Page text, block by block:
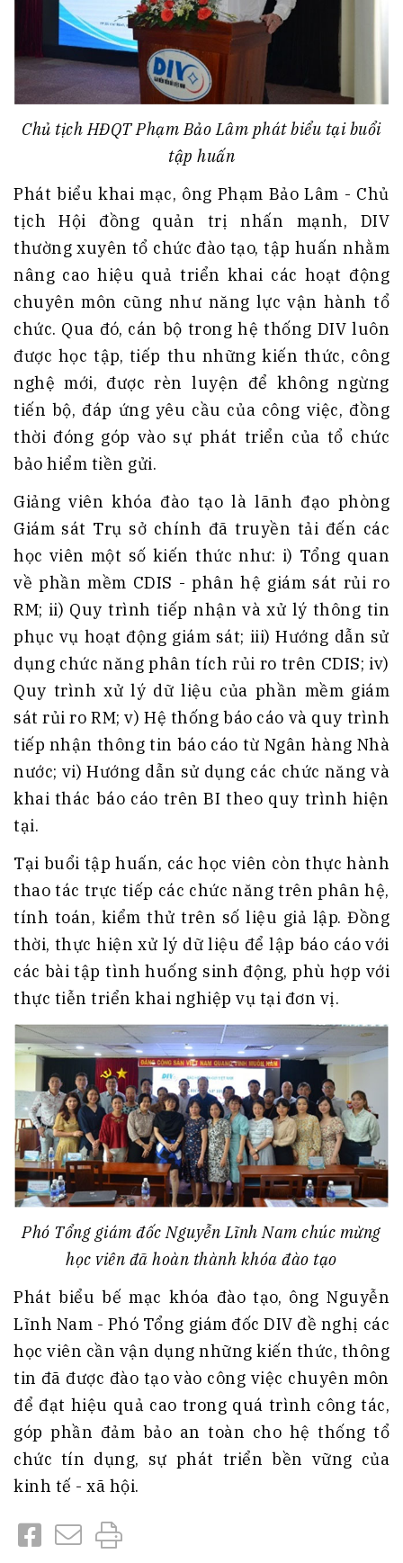
Chủ tịch HĐQT Phạm Bảo Lâm phát biểu tại buổi
tập huấn
Phát biểu khai mạc, ông Phạm Bảo Lâm - Chủ
tịch Hội đồng quản trị nhấn mạnh, DIV
thường xuyên tổ chức đào tạo, tập huấn nhằm
nâng cao hiệu quả triển khai các hoạt động
chuyên môn cũng như năng lực vận hành tổ
chức. Qua đó, cán bộ trong hệ thống DIV luôn
được học tập, tiếp thu những kiến thức, công
nghệ mới, được rèn luyện để không ngừng
tiến bộ, đáp ứng yêu cầu của công việc, đồng
thời đóng góp vào sự phát triển của tổ chức
bảo hiểm tiền gửi.
Giảng viên khóa đào tạo là lãnh đạo phòng
Giám sát Trụ sở chính đã truyền tải đến các
học viên một số kiến thức như: i) Tổng quan
về phần mềm CDIS - phân hệ giám sát rủi ro
RM; ii) Quy trình tiếp nhận và xử lý thông tin
phục vụ hoạt động giám sát; iii) Hướng dẫn sử
dụng chức năng phân tích rủi ro trên CDIS; iv)
Quy trình xử lý dữ liệu của phần mềm giám
sát rủi ro RM; v) Hệ thống báo cáo và quy trình
tiếp nhận thông tin báo cáo từ Ngân hàng Nhà
nước; vi) Hướng dẫn sử dụng các chức năng và
khai thác báo cáo trên BI theo quy trình hiện
tại.
Tại buổi tập huấn, các học viên còn thực hành
thao tác trực tiếp các chức năng trên phân hệ,
tính toán, kiểm thử trên số liệu giả lập. Đồng
thời, thực hiện xử lý dữ liệu để lập báo cáo với
các bài tập tình huống sinh động, phù hợp với
thực tiễn triển khai nghiệp vụ tại đơn vị.
Phó Tổng giám đốc Nguyễn Lĩnh Nam chúc mừng
học viên đã hoàn thành khóa đào tạo
Phát biểu bế mạc khóa đào tạo, ông Nguyễn
Lĩnh Nam - Phó Tổng giám đốc DIV đề nghị các
học viên cần vận dụng những kiến thức, thông
tin đã được đào tạo vào công việc chuyên môn
để đạt hiệu quả cao trong quá trình công tác,
góp phần đảm bảo an toàn cho hệ thống tổ
chức tín dụng, sự phát triển bền vững của
kinh tế - xã hội.